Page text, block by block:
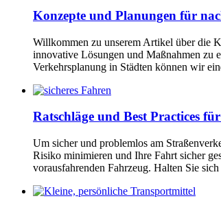
Konzepte und Planungen für
Willkommen zu unserem Artikel über die
innovative Lösungen und Maßnahmen zu
Verkehrsplanung in Städten können wir
Ratschläge und Best Practices
Um sicher und problemlos am
Risiko minimieren und Ihre Fahrt sicher
vorausfahrenden Fahrzeug. Halten Sie